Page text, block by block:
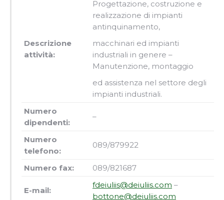
Descrizione
attività:
Progettazione, costruzione e
realizzazione di impianti
antinquinamento,
macchinari ed impianti
industriali in genere –
Manutenzione, montaggio
ed assistenza nel settore degli
impianti industriali.
Numero
dipendenti:
–
Numero
telefono:
089/879922
Numero fax: 089/821687
E-mail:
fdeiuliis@deiuliis.com –
bottone@deiuliis.com